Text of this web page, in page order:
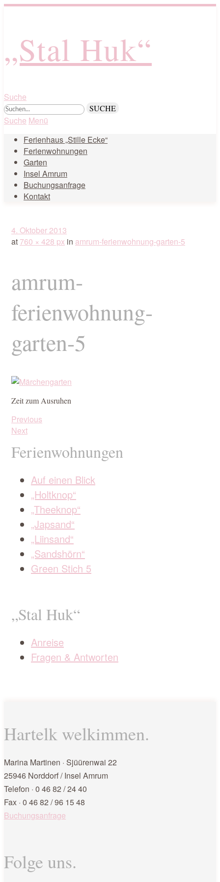
„Stal Huk“
Suche
Suche Menü
Ferienhaus „Stille Ecke“
Ferienwohnungen
Garten
Insel Amrum
Buchungsanfrage
Kontakt
4. Oktober 2013
at 760 × 428 px in amrum-ferienwohnung-garten-5
amrum-
ferienwohnung-
garten-5
Zeit zum Ausruhen
Previous
Next
Ferienwohnungen
Auf einen Blick
„Holtknop“
„Theeknop“
„Japsand“
„Liinsand“
„Sandshörn“
Green Stich 5
„Stal Huk“
Anreise
Fragen & Antworten
Hartelk welkimmen.
Marina Martinen · Sjüürenwai 22
25946 Norddorf / Insel Amrum
Telefon · 0 46 82 / 24 40
Fax · 0 46 82 / 96 15 48
Buchungsanfrage
Folge uns.